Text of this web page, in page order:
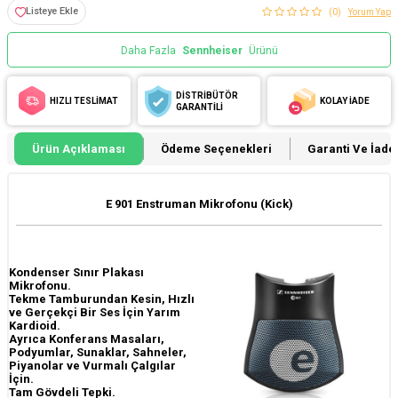
Listeye Ekle (0) Yorum Yap
Daha Fazla Sennheiser Ürünü
HIZLI TESLİMAT
DİSTRİBÜTÖR
GARANTİLİ
KOLAY İADE
Ürün Açıklaması Ödeme Seçenekleri Garanti Ve İade
E 901 Enstruman Mikrofonu (Kick)
Kondenser Sınır Plakası
Mikrofonu.
Tekme Tamburundan Kesin, Hızlı
ve Gerçekçi Bir Ses İçin Yarım
Kardioid.
Ayrıca Konferans Masaları,
Podyumlar, Sunaklar, Sahneler,
Piyanolar ve Vurmalı Çalgılar
İçin.
Tam Gövdeli Tepki.